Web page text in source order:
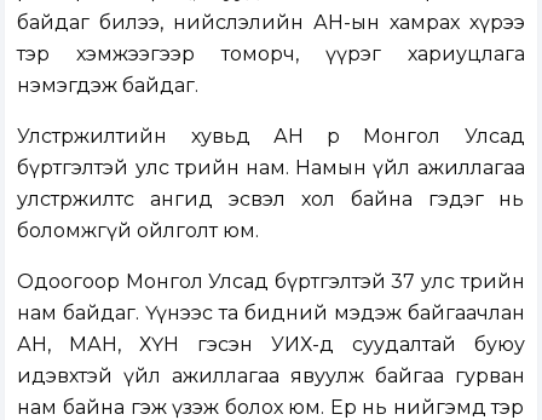
байдаг билээ, нийслэлийн АН-ын хамрах хүрээ
тэр хэмжээгээр томорч, үүрэг хариуцлага
нэмэгдэж байдаг.
Улстөржилтийн хувьд АН өөрөө Монгол Улсад
бүртгэлтэй улс төрийн нам. Намын үйл ажиллагаа
улстөржилтөөс ангид эсвэл хол байна гэдэг нь
боломжгүй ойлголт юм.
Одоогоор Монгол Улсад бүртгэлтэй 37 улс төрийн
нам байдаг. Үүнээс та бидний мэдэж байгаачлан
АН, МАН, ХҮН гэсэн УИХ-д суудалтай буюу
идэвхтэй үйл ажиллагаа явуулж байгаа гурван
нам байна гэж үзэж болох юм. Ер нь нийгэмд тэр